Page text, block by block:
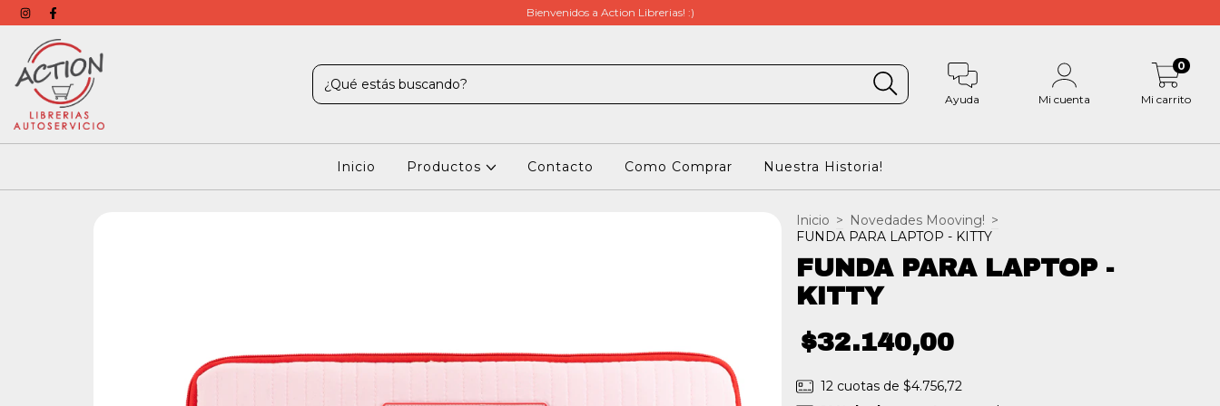
Bienvenidos a Action Librerias! :)
Ayuda Mi cuenta Mi carrito
0
Inicio Productos Contacto Como Comprar Nuestra Historia!
Inicio > Novedades Mooving! >
FUNDA PARA LAPTOP - KITTY
FUNDA PARA LAPTOP -
KITTY
$32.140,00
12 cuotas de $4.756,72